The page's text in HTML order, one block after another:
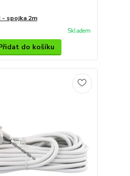
- spojka 2m
Skladem
do košíku